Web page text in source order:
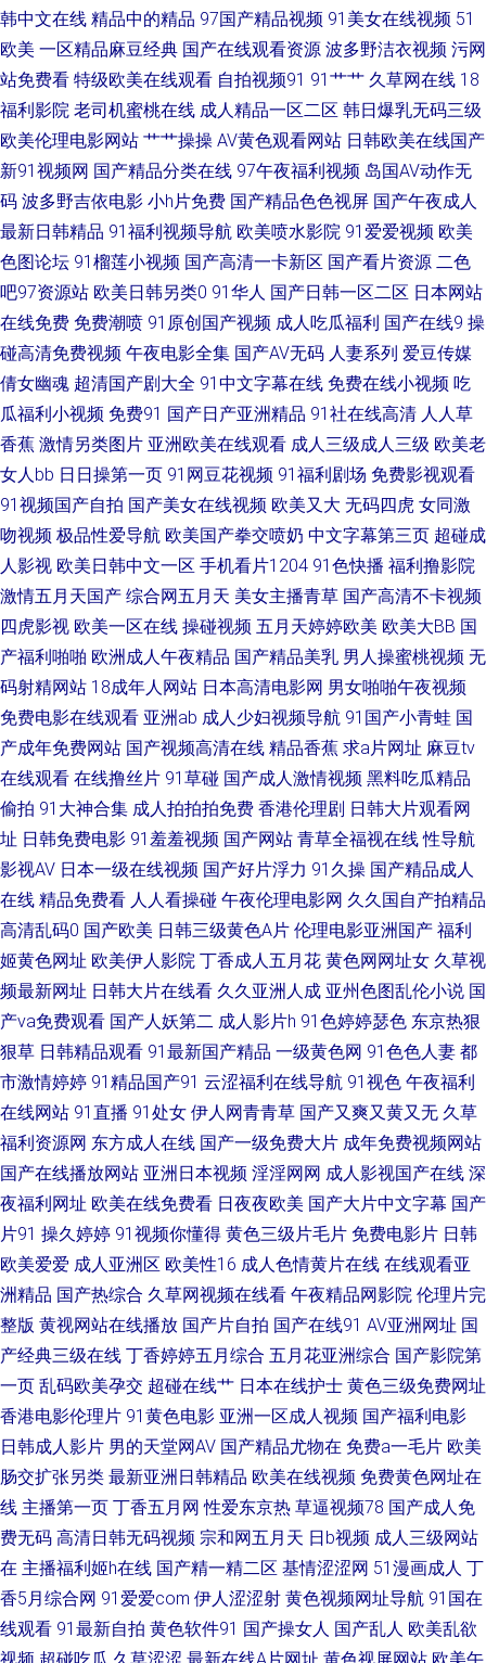
久久AV香蕉 wwww免费日本 草比视频线观看 www青草 91在现免费网站 亚
洲黄色中文网址 日本久久爱 另类性爱影院 激情四射熟女丝袜 无码视频福利
区 菠萝AV在线电影 久久无码午夜 国产精品v www97亚洲 欧美爱碰 欧美破处
91 九一韩剧网 午夜精品少妇 一区二区国产视频 亚洲色情一二区 午夜影视91
爱豆传媒69AV 五月丁香成人网 91社区在线播放 蜜桃午夜剧场 97超碰热线
东京热色影视 超碰人妻91 欧美∨a在线 日精品久久 超碰人摸 欧美人妖网站
51视频入口 操碰熟妇 欧美性爱第1页 大香蕉9999 四虎密臀av蜜桃 超碰从插
站 伊人大香蕉在线 三级片网站播放 欧洲综合色网 日韩色情无码 大香蕉伊人
婷婷 色色综合站 91香蕉在线网站 久久青草国产 极品白丝网站 欧美一二区操
日韩激情老湿 国产网络自拍 草莓视频在线播放 老湿机成人av 狼人综合成干
网 成人日韩国产 国产区一页精品区 91狼人社 91麻豆萝莉熟女 97资源网站
在线 含羞草91 精品福利激情网 日韩三级片免费看 俺去啦俺去操 久久国产久
久 九一久久 91视频站 午夜香蕉成人网站 91在线网址 午夜福利视频导航 国
产四区自拍 欧美sese 超碰综合久久 日屄图片 91精品国产白丝 黄色污版 黄色
超鹏 大香蕉伊人五月 狼友在线免费 熟妇视频91 午夜福利剧场 日本色直播
91网站看片 另类专区色情 性爱AV 精品成人 日本三级毛 日韩欧美八 AV三级
片网址 国产精品国产自产 久草热久草com 超碰超超超在线 91视频夫妻 性爱
网日韩av 欧美性爱变态 ts做爱 婷婷五月天第五页 91国产专区 www欧美V 天
美91极品 国产性爱区一区 含羞草网站AV 深夜福利av 91巨炮视频在线 久久
欧美一线 www国产 欧美揄拍 婷婷成人伊人网 91福利视频网址 A片网站入口
日本天堂一区 97v传媒 人人操爱爱 www色色综 欧美色图片 四虎人妻影院 亚
洲国产黄色精品 成人毛片网站 国产精品掏空网 国产后入自慰大片 九一传媒
在线看 青青热久 www性爱AV 日韩论理视频 97超碰福利网 韩国AV五码高清
艹网 青青影院学生妹 www99蜜臀 亚洲情侣自拍91 国产少妇自慰高潮
韩中文在线 精品中的精品 97国产精品视频 91美女在线视频 51
欧美 一区精品麻豆经典 国产在线观看资源 波多野洁衣视频 污网
站免费看 特级欧美在线观看 自拍视频91 91艹艹 久草网在线 18
福利影院 老司机蜜桃在线 成人精品一区二区 韩日爆乳无码三级
欧美伦理电影网站 艹艹操操 AV黄色观看网站 日韩欧美在线国产
新91视频网 国产精品分类在线 97午夜福利视频 岛国AV动作无
码 波多野吉依电影 小h片免费 国产精品色色视屏 国产午夜成人
最新日韩精品 91福利视频导航 欧美喷水影院 91爱爱视频 欧美
色图论坛 91榴莲小视频 国产高清一卡新区 国产看片资源 二色
吧97资源站 欧美日韩另类0 91华人 国产日韩一区二区 日本网站
在线免费 免费潮喷 91原创国产视频 成人吃瓜福利 国产在线9 操
碰高清免费视频 午夜电影全集 国产AV无码 人妻系列 爱豆传媒
倩女幽魂 超清国产剧大全 91中文字幕在线 免费在线小视频 吃
瓜福利小视频 免费91 国产日产亚洲精品 91社在线高清 人人草
香蕉 激情另类图片 亚洲欧美在线观看 成人三级成人三级 欧美老
女人bb 日日操第一页 91网豆花视频 91福利剧场 免费影视观看
91视频国产自拍 国产美女在线视频 欧美又大 无码四虎 女同激
吻视频 极品性爱导航 欧美国产拳交喷奶 中文字幕第三页 超碰成
人影视 欧美日韩中文一区 手机看片1204 91色快播 福利撸影院
激情五月天国产 综合网五月天 美女主播青草 国产高清不卡视频
四虎影视 欧美一区在线 操碰视频 五月天婷婷欧美 欧美大BB 国
产福利啪啪 欧洲成人午夜精品 国产精品美乳 男人操蜜桃视频 无
码射精网站 18成年人网站 日本高清电影网 男女啪啪午夜视频
免费电影在线观看 亚洲ab 成人少妇视频导航 91国产小青蛙 国
产成年免费网站 国产视频高清在线 精品香蕉 求a片网址 麻豆tv
在线观看 在线撸丝片 91草碰 国产成人激情视频 黑料吃瓜精品
偷拍 91大神合集 成人拍拍拍免费 香港伦理剧 日韩大片观看网
址 日韩免费电影 91羞羞视频 国产网站 青草全福视在线 性导航
影视AV 日本一级在线视频 国产好片浮力 91久操 国产精品成人
在线 精品免费看 人人看操碰 午夜伦理电影网 久久国自产拍精品
高清乱码0 国产欧美 日韩三级黄色A片 伦理电影亚洲国产 福利
姬黄色网址 欧美伊人影院 丁香成人五月花 黄色网网址女 久草视
频最新网址 日韩大片在线看 久久亚洲人成 亚州色图乱伦小说 国
产va免费观看 国产人妖第二 成人影片h 91色婷婷瑟色 东京热狠
狠草 日韩精品观看 91最新国产精品 一级黄色网 91色色人妻 都
市激情婷婷 91精品国产91 云涩福利在线导航 91视色 午夜福利
在线网站 91直播 91处女 伊人网青青草 国产又爽又黄又无 久草
福利资源网 东方成人在线 国产一级免费大片 成年免费视频网站
国产在线播放网站 亚洲日本视频 淫淫网网 成人影视国产在线 深
夜福利网址 欧美在线免费看 日夜夜欧美 国产大片中文字幕 国产
片91 操久婷婷 91视频你懂得 黄色三级片毛片 免费电影片 日韩
欧美爱爱 成人亚洲区 欧美性16 成人色情黄片在线 在线观看亚
洲精品 国产热综合 久草网视频在线看 午夜精品网影院 伦理片完
整版 黄视网站在线播放 国产片自拍 国产在线91 AV亚洲网址 国
产经典三级在线 丁香婷婷五月综合 五月花亚洲综合 国产影院第
一页 乱码欧美孕交 超碰在线艹 日本在线护士 黄色三级免费网址
香港电影伦理片 91黄色电影 亚洲一区成人视频 国产福利电影
日韩成人影片 男的天堂网AV 国产精品尤物在 免费a一毛片 欧美
肠交扩张另类 最新亚洲日韩精品 欧美在线视频 免费黄色网址在
线 主播第一页 丁香五月网 性爱东京热 草逼视频78 国产成人免
费无码 高清日韩无码视频 宗和网五月天 日b视频 成人三级网站
在 主播福利姬h在线 国产精一精二区 基情涩涩网 51漫画成人 丁
香5月综合网 91爱爱com 伊人涩涩射 黄色视频网址导航 91国在
线观看 91最新自拍 黄色软件91 国产操女人 国产乱人 欧美乱欲